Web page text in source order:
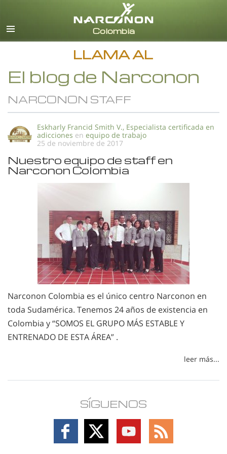
Español
Todas las Regiones/Idiomas
LLAMA AL
El blog de Narconon
NARCONON STAFF
Eskharly Francid Smith V., Especialista certificada en
adicciones en equipo de trabajo
25 de noviembre de 2017
Nuestro equipo de staff en
Narconon Colombia
Narconon Colombia es el único centro Narconon en
toda Sudamérica. Tenemos 24 años de existencia en
Colombia y “SOMOS EL GRUPO MÁS ESTABLE Y
ENTRENADO DE ESTA ÁREA” .
leer más...
SÍGUENOS
Follow
on
Follow
on
Follow
on
Follow
on